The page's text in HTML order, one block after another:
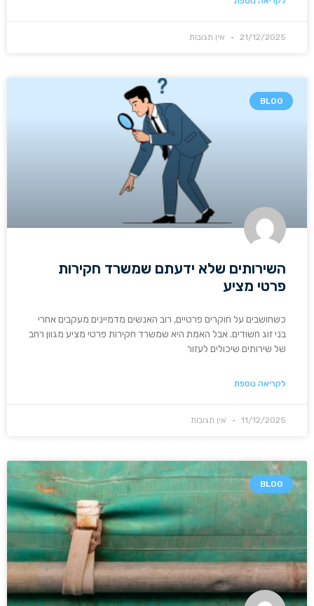
21/12/2025 אין תגובות
BLOG
השירותים שלא ידעתם שמשרד חקירות
פרטי מציע
כשחושבים על חוקרים פרטיים, רוב האנשים מדמיינים מעקבים אחרי
בני זוג חשודים. אבל האמת היא שמשרד חקירות פרטי מציע מגוון רחב
של שירותים שיכולים לעזור
לקריאה נוספת
11/12/2025 אין תגובות
BLOG